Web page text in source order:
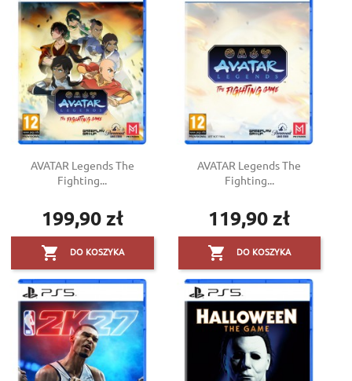
AVATAR Legends The
Fighting...
Cena
199,90 zł
 DO KOSZYKA
AVATAR Legends The
Fighting...
Cena
119,90 zł
 DO KOSZYKA